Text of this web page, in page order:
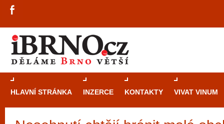
HLAVNÍ STRÁNKA INZERCE KONTAKTY VIVAT VINUM